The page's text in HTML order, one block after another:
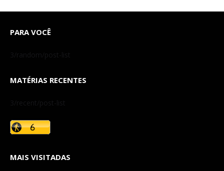
PARA VOCÊ
3/random/post-list
MATÉRIAS RECENTES
3/recent/post-list
MAIS VISITADAS